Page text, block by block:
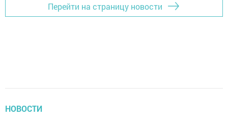
Перейти на страницу новости
НОВОСТИ